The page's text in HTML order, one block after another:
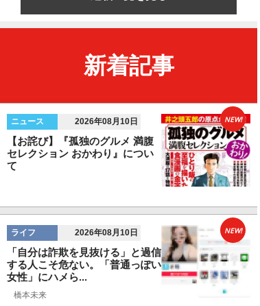
新着記事
ニュース 2026年08月10日
【お詫び】『孤独のグルメ 満腹
セレクション おかわり』につい
て
NEW!
ライフ 2026年08月10日
「自分は詐欺を見抜ける」と過信
する人こそ危ない。「普通っぽい
女性」にハメら...
橋本未来
NEW!